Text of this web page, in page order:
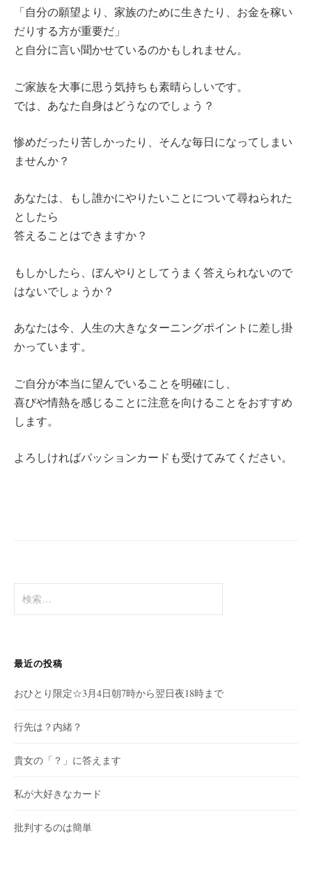
「自分の願望より、家族のために生きたり、お金を稼い
だりする方が重要だ」
と自分に言い聞かせているのかもしれません。
ご家族を大事に思う気持ちも素晴らしいです。
では、あなた自身はどうなのでしょう？
惨めだったり苦しかったり、そんな毎日になってしまい
ませんか？
あなたは、もし誰かにやりたいことについて尋ねられた
としたら
答えることはできますか？
もしかしたら、ぼんやりとしてうまく答えられないので
はないでしょうか？
あなたは今、人生の大きなターニングポイントに差し掛
かっています。
ご自分が本当に望んでいることを明確にし、
喜びや情熱を感じることに注意を向けることをおすすめ
します。
よろしければパッションカードも受けてみてください。
索:
最近の投稿
おひとり限定☆3月4日朝7時から翌日夜18時まで
行先は？内緒？
貴女の「？」に答えます
私が大好きなカード
批判するのは簡単